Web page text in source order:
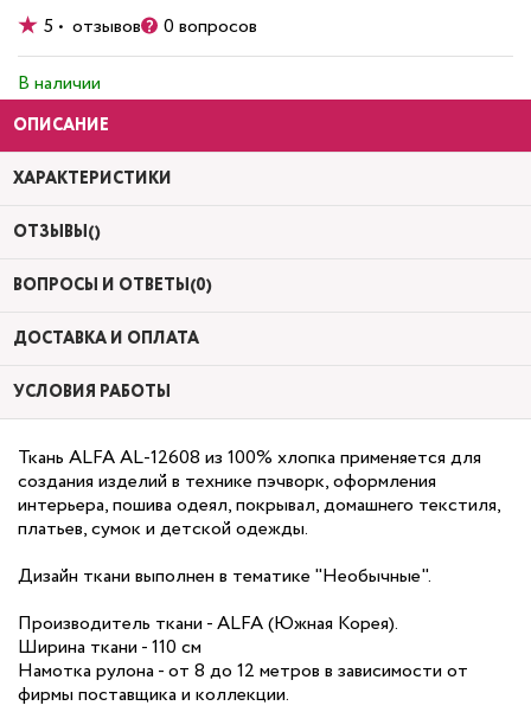
5 • отзывов 0 вопросов
В наличии
ОПИСАНИЕ
ХАРАКТЕРИСТИКИ
ОТЗЫВЫ()
ВОПРОСЫ И ОТВЕТЫ(0)
ДОСТАВКА И ОПЛАТА
УСЛОВИЯ РАБОТЫ
Ткань ALFA AL-12608 из 100% хлопка применяется для
создания изделий в технике пэчворк, оформления
интерьера, пошива одеял, покрывал, домашнего текстиля,
платьев, сумок и детской одежды.
Дизайн ткани выполнен в тематике "Необычные".
Производитель ткани - ALFA (Южная Корея).
Ширина ткани - 110 см
Намотка рулона - от 8 до 12 метров в зависимости от
фирмы поставщика и коллекции.